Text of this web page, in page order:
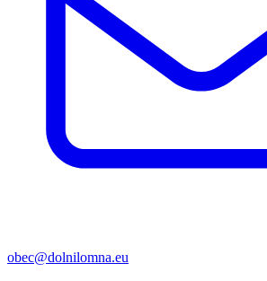
obec@dolnilomna.eu